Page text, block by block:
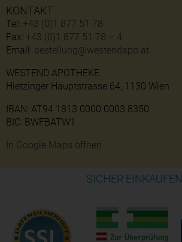
KONTAKT
Tel: +43 (0)1 877 51 78
Fax: +43 (0)1 877 51 78 – 4
Email: bestellung@westendapo.at
WESTEND APOTHEKE
Hietzinger Hauptstrasse 64, 1130 Wien
IBAN: AT94 1813 0000 0003 8350
BIC: BWFBATW1
In Google Maps öffnen
SICHER EINKAUFEN